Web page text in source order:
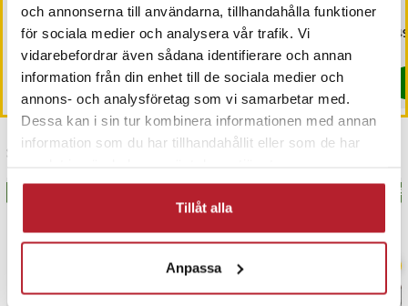
och annonserna till användarna, tillhandahålla funktioner
för sociala medier och analysera vår trafik. Vi
vidarebefordrar även sådana identifierare och annan
information från din enhet till de sociala medier och
annons- och analysföretag som vi samarbetar med.
Dessa kan i sin tur kombinera informationen med annan
information som du har tillhandahållit eller som de har
Tillåt alla
Anpassa
Nuvarande pris:
79 kr Tidigare pris 129 kr
79 kr 129 kr
I lager, levereras inom 1-2 vardagar
Köp
Nuvarande pris:
129 kr Tidigare pris:
129 kr 189 kr
I lager, levereras inom 1-2 vardagar
Köp
Senast besökta